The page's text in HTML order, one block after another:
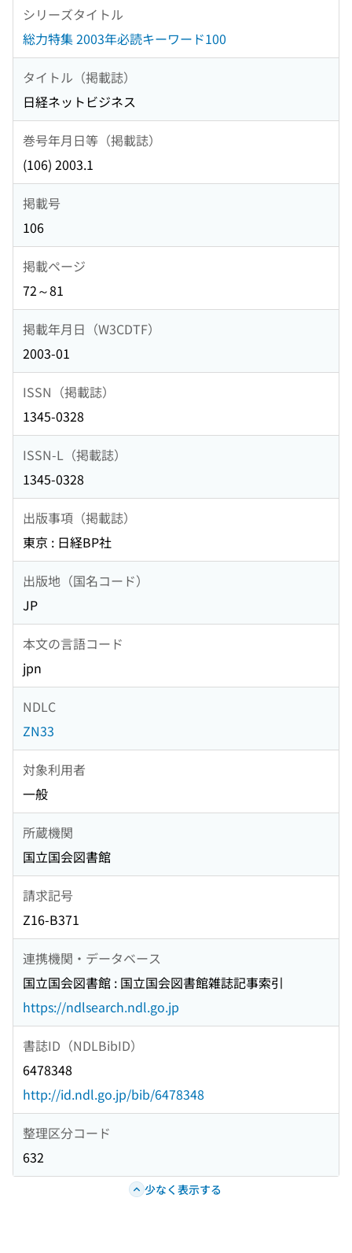
シリーズタイトル
総力特集 2003年必読キーワード100
タイトル（掲載誌）
日経ネットビジネス
巻号年月日等（掲載誌）
(106) 2003.1
掲載号
106
掲載ページ
72～81
掲載年月日（W3CDTF）
2003-01
ISSN（掲載誌）
1345-0328
ISSN-L（掲載誌）
1345-0328
出版事項（掲載誌）
東京 : 日経BP社
出版地（国名コード）
JP
本文の言語コード
jpn
NDLC
ZN33
対象利用者
一般
所蔵機関
国立国会図書館
請求記号
Z16-B371
連携機関・データベース
国立国会図書館 : 国立国会図書館雑誌記事索引
https://ndlsearch.ndl.go.jp
書誌ID（NDLBibID）
6478348
http://id.ndl.go.jp/bib/6478348
整理区分コード
632
少なく表示する